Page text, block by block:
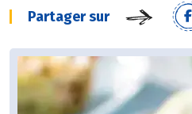
Partager sur